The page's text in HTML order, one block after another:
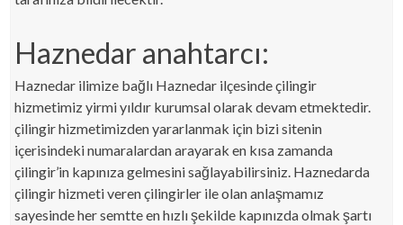
Haznedar anahtarcı:
Haznedar ilimize bağlı Haznedar ilçesinde çilingir
hizmetimiz yirmi yıldır kurumsal olarak devam etmektedir.
çilingir hizmetimizden yararlanmak için bizi sitenin
içerisindeki numaralardan arayarak en kısa zamanda
çilingir’in kapınıza gelmesini sağlayabilirsiniz. Haznedarda
çilingir hizmeti veren çilingirler ile olan anlaşmamız
sayesinde her semtte en hızlı şekilde kapınızda olmak şartı